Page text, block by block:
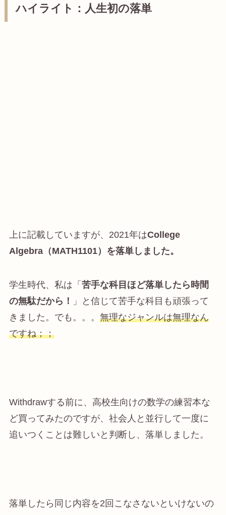
ハイライト：人生初の落単
上に記載していますが、2021年はCollege
Algebra（MATH1101）を落単しました。
学生時代、私は「 苦手な科目ほど落単したら時間
の無駄だから！
」と信じて苦手な科目も頑張って
きました。でも。。。 無理なジャンルは無理なん
ですね；；
Withdrawする前に、高校生向けの数学の練習本な
ど買ってみたのですが、社会人と並行して一度に
追いつくことは難しいと判断し、落単しました。
落単したら同じ内容を2回こなさないといけないの